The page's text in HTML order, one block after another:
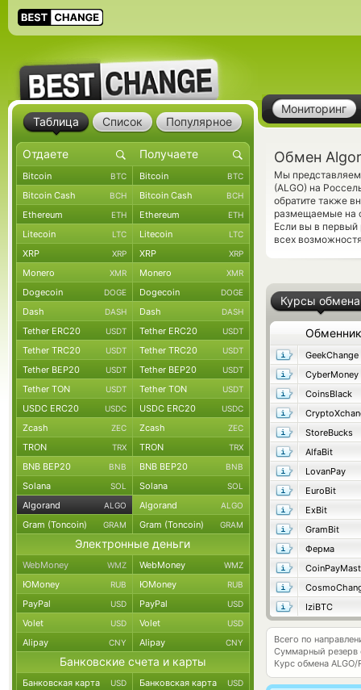
Мониторинг
Обмен
Мы представляем
(ALGO) на
обратите также
размещаемые на
Если вы в первый
всех
Курсы обмена
Обменник
GeekChange
CyberMoney
CoinsBlack
StoreBucks
AlfaBit
LovanPay
EuroBit
ExBit
GramBit
Ферма
IziBTC
Всего по
Суммарный резерв
Курс обмена ALGO/
Таблица Список Популярное
Bitcoin BTC Bitcoin BTC
Bitcoin Cash BCH Bitcoin Cash BCH
Ethereum ETH Ethereum ETH
Litecoin LTC Litecoin LTC
XRP XRP XRP XRP
Monero XMR Monero XMR
Dogecoin DOGE Dogecoin DOGE
Dash DASH Dash DASH
Tether ERC20 USDT Tether ERC20 USDT
Tether TRC20 USDT Tether TRC20 USDT
Tether BEP20 USDT Tether BEP20 USDT
Tether TON USDT Tether TON USDT
USDC ERC20 USDC USDC ERC20 USDC
Zcash ZEC Zcash ZEC
TRON TRX TRON TRX
BNB BEP20 BNB BNB BEP20 BNB
Solana SOL Solana SOL
Algorand ALGO Algorand ALGO
Gram (Toncoin) GRAM Gram (Toncoin) GRAM
Электронные деньги
WebMoney WMZ WebMoney WMZ
ЮMoney RUB ЮMoney RUB
PayPal USD PayPal USD
Volet USD Volet USD
Alipay CNY Alipay CNY
Банковские счета и карты
Банковская карта USD Банковская карта USD